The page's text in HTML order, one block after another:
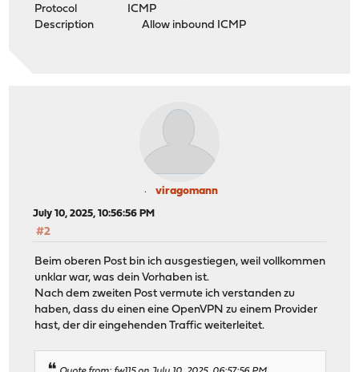
Protocol ICMP
Description Allow inbound ICMP
viragomann
July 10, 2025, 10:56:56 PM
#2
Beim oberen Post bin ich ausgestiegen, weil vollkommen
unklar war, was dein Vorhaben ist.
Nach dem zweiten Post vermute ich verstanden zu
haben, dass du einen eine OpenVPN zu einem Provider
hast, der dir eingehenden Traffic weiterleitet.